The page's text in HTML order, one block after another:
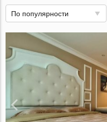
По популярности